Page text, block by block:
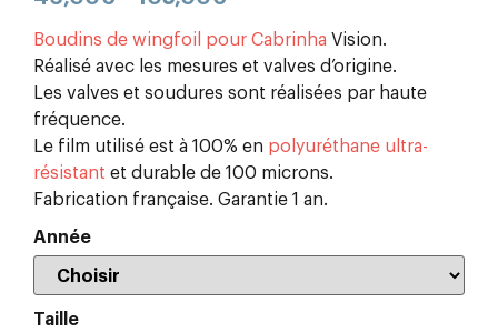
Boudins de wingfoil pour Cabrinha Vision.
Réalisé avec les mesures et valves d’origine.
Les valves et soudures sont réalisées par haute
fréquence.
Le film utilisé est à 100% en polyuréthane ultra-
résistant et durable de 100 microns.
Fabrication française. Garantie 1 an.
Année
Taille